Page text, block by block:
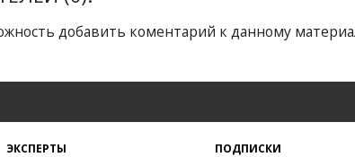
добавить коментарий к данному
ЭКСПЕРТЫ ПОДПИСКИ